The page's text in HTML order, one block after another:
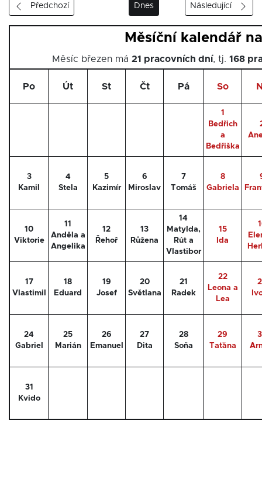
Předchozí Dnes Následující
Měsíční kalendář
Měsíc březen má 21 pracovních dní, tj. 168
Po Út St Čt Pá So
1
Bedřich
a
Bedřiška
3
Kamil
4
Stela
5
Kazimír
6
Miroslav
7
Tomáš
8
Gabriela
10
Viktorie
11
Anděla a
Angelika
12
Řehoř
13
Růžena
14
Matylda,
Rút a
Vlastibor
15
Ida
17
Vlastimil
18
Eduard
19
Josef
20
Světlana
21
Radek
22
Leona a
Lea
24
Gabriel
25
Marián
26
Emanuel
27
Dita
28
Soňa
29
Taťána
31
Kvido